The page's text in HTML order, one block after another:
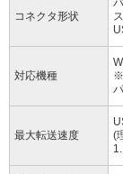
コネクタ形状
対応機種
※
最大転送速度
(